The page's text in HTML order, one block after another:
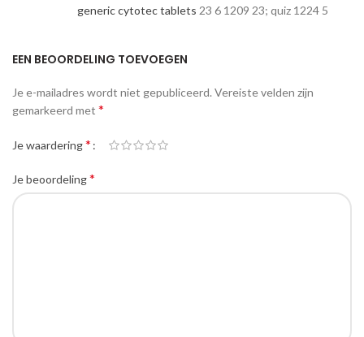
generic cytotec tablets 23 6 1209 23; quiz 1224 5
EEN BEOORDELING TOEVOEGEN
Je e-mailadres wordt niet gepubliceerd. Vereiste velden zijn
gemarkeerd met *
Je waardering*
Je beoordeling*